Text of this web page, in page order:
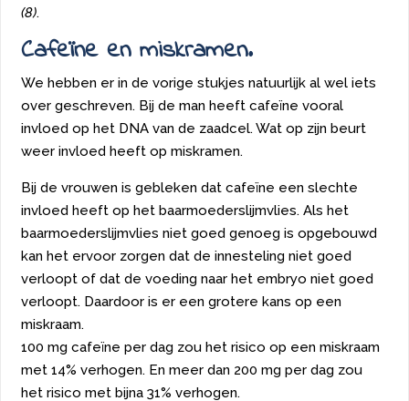
(8).
Cafeïne en miskramen.
We hebben er in de vorige stukjes natuurlijk al wel iets
over geschreven. Bij de man heeft cafeïne vooral
invloed op het DNA van de zaadcel. Wat op zijn beurt
weer invloed heeft op miskramen.
Bij de vrouwen is gebleken dat cafeïne een slechte
invloed heeft op het baarmoederslijmvlies. Als het
baarmoederslijmvlies niet goed genoeg is opgebouwd
kan het ervoor zorgen dat de innesteling niet goed
verloopt of dat de voeding naar het embryo niet goed
verloopt. Daardoor is er een grotere kans op een
miskraam.
100 mg cafeïne per dag zou het risico op een miskraam
met 14% verhogen. En meer dan 200 mg per dag zou
het risico met bijna 31% verhogen.